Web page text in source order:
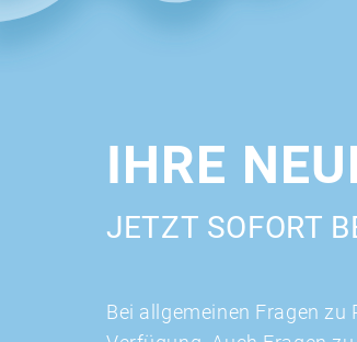
IHRE
JETZT SOFORT
Bei allgemeinen Fragen